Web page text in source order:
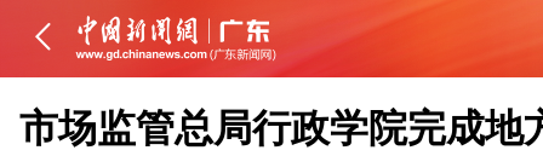
市场监管总局行政学院完成地